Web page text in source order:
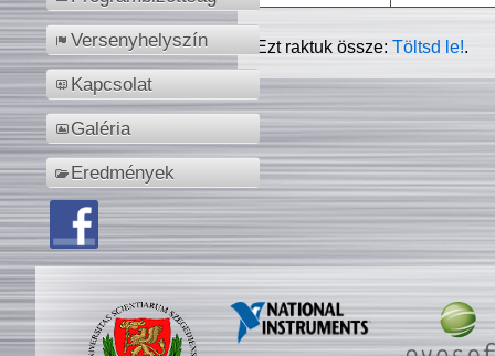
Versenyhelyszín
Kapcsolat
Galéria
Eredmények
Ezt raktuk össze:Töltsd le!.